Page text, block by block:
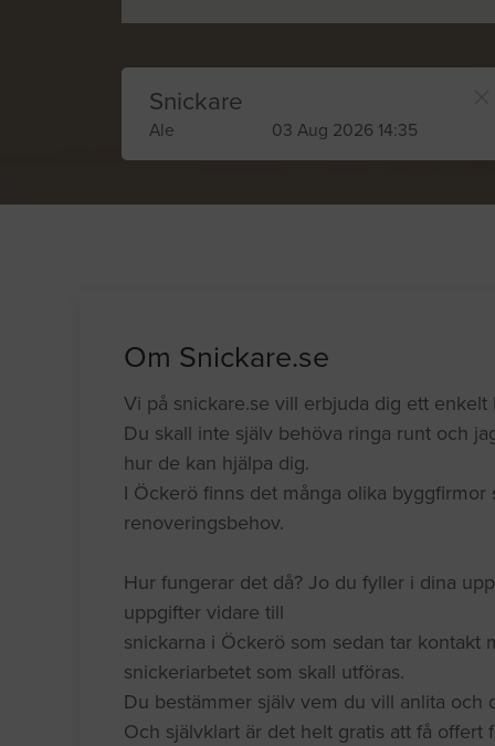
Snickare
Ale 03 Aug 2026 14:35
Om Snickare.se
Vi på snickare.se vill erbjuda dig ett
Du skall inte själv behöva ringa runt och
hur de kan hjälpa dig.
I Öckerö finns det många olika
renoveringsbehov.
Hur fungerar det då? Jo du fyller i dina
uppgifter vidare till
snickarna i Öckerö som sedan tar kontakt
snickeriarbetet som skall utföras.
Du bestämmer själv vem du vill anlita
Och självklart är det helt gratis att få offert